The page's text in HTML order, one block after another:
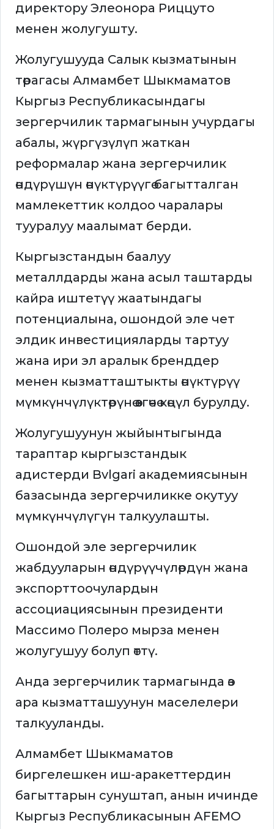
директору Элеонора Риццуто
менен жолугушту.
Жолугушууда Салык кызматынын
төрагасы Алмамбет Шыкмаматов
Кыргыз Республикасындагы
зергерчилик тармагынын учурдагы
абалы, жүргүзүлүп жаткан
реформалар жана зергерчилик
өндүрүшүн өнүктүрүүгө багытталган
мамлекеттик колдоо чаралары
тууралуу маалымат берди.
Кыргызстандын баалуу
металлдарды жана асыл таштарды
кайра иштетүү жаатындагы
потенциалына, ошондой эле чет
элдик инвестицияларды тартуу
жана ири эл аралык бренддер
менен кызматташтыкты өнүктүрүү
мүмкүнчүлүктөрүнө өзгөчө көңүл бурулду.
Жолугушуунун жыйынтыгында
тараптар кыргызстандык
адистерди Bvlgari академиясынын
базасында зергерчиликке окутуу
мүмкүнчүлүгүн талкуулашты.
Ошондой эле зергерчилик
жабдууларын өндүрүүчүлөрдүн жана
экспорттоочулардын
ассоциациясынын президенти
Массимо Полеро мырза менен
жолугушуу болуп өттү.
Анда зергерчилик тармагында өз
ара кызматташуунун маселелери
талкууланды.
Алмамбет Шыкмаматов
биргелешкен иш-аракеттердин
багыттарын сунуштап, анын ичинде
Кыргыз Республикасынын AFEMO